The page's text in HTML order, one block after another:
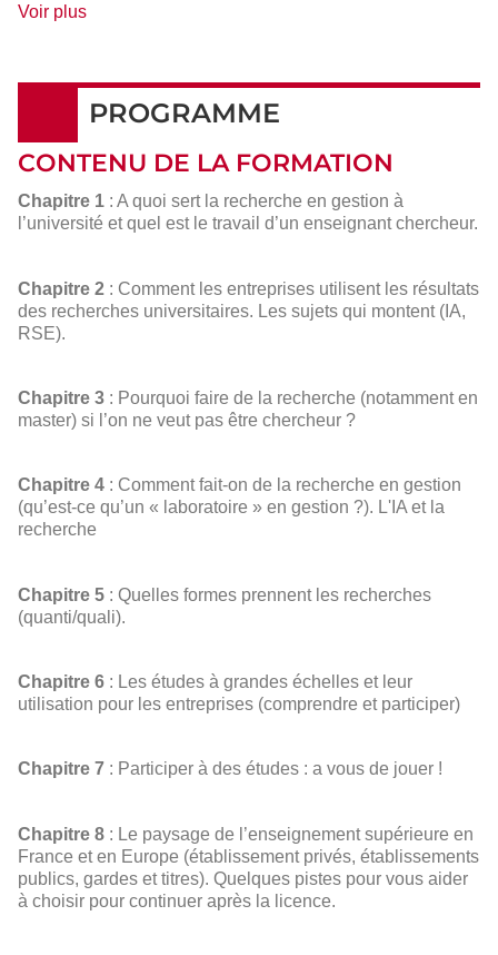
Voir plusde
PROGRAMME
CONTENU DE LA FORMATION
Chapitre 1 : A quoi sert la recherche en gestion à
l’université et quel est le travail d’un enseignant chercheur.
Chapitre 2 : Comment les entreprises utilisent les résultats
des recherches universitaires. Les sujets qui montent (IA,
RSE).
Chapitre 3 : Pourquoi faire de la recherche (notamment en
master) si l’on ne veut pas être chercheur ?
Chapitre 4 : Comment fait-on de la recherche en gestion
(qu’est-ce qu’un « laboratoire » en gestion ?). L'IA et la
recherche
Chapitre 5 : Quelles formes prennent les recherches
(quanti/quali).
Chapitre 6 : Les études à grandes échelles et leur
utilisation pour les entreprises (comprendre et participer)
Chapitre 7 : Participer à des études : a vous de jouer !
Chapitre 8 : Le paysage de l’enseignement supérieure en
France et en Europe (établissement privés, établissements
publics, gardes et titres). Quelques pistes pour vous aider
à choisir pour continuer après la licence.